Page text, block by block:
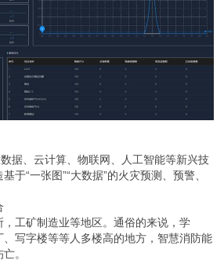
据、云计算、物联网、人工智能等新兴技
于“一张图”“大数据”的火灾预测、预警、
工矿制造业等地区。通俗的来说，学
写字楼等等人多楼高的地方，智慧消防能
。